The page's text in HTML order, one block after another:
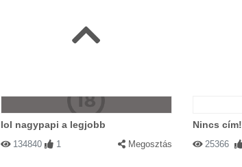
lol nagypapi a legjobb
134840 1 Megosztás
Nincs cím!
25366